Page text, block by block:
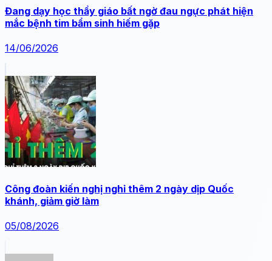
Đang dạy học thầy giáo bất ngờ đau ngực phát hiện
mắc bệnh tim bẩm sinh hiếm gặp
14/06/2026
Công đoàn kiến nghị nghỉ thêm 2 ngày dịp Quốc
khánh, giảm giờ làm
05/08/2026